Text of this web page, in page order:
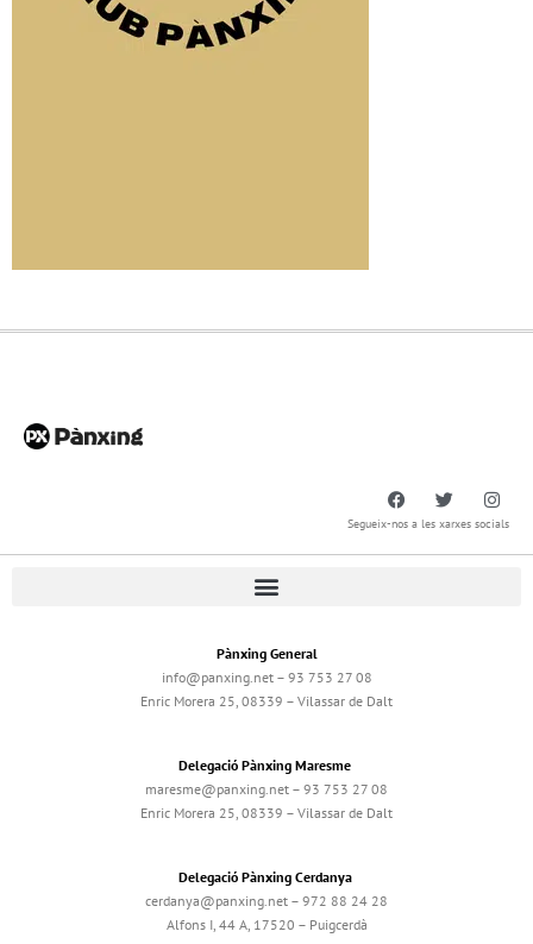
Segueix-nos a les xarxes socials
Pànxing General
info@panxing.net – 93 753 27 08
Enric Morera 25, 08339 – Vilassar de Dalt
Delegació Pànxing Maresme
maresme@panxing.net – 93 753 27 08
Enric Morera 25, 08339 – Vilassar de Dalt
Delegació Pànxing Cerdanya
cerdanya@panxing.net – 972 88 24 28
Alfons I, 44 A, 17520 – Puigcerdà